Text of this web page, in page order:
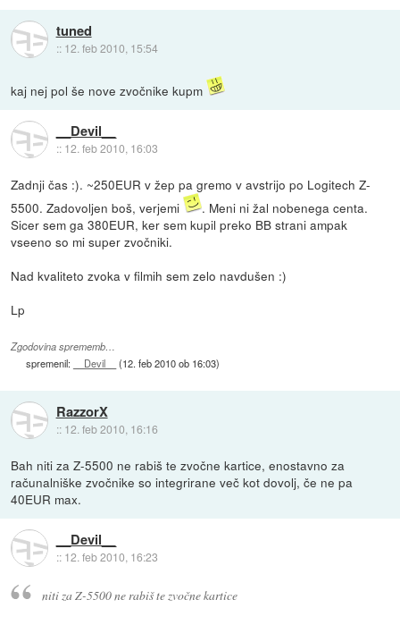
tuned
:: 12. feb 2010, 15:54
kaj nej pol še nove zvočnike kupm
__Devil__
:: 12. feb 2010, 16:03
Zadnji čas :). ~250EUR v žep pa gremo v avstrijo po Logitech Z-
5500. Zadovoljen boš, verjemi
. Meni ni žal nobenega centa.
Sicer sem ga 380EUR, ker sem kupil preko BB strani ampak
vseeno so mi super zvočniki.
Nad kvaliteto zvoka v filmih sem zelo navdušen :)
Lp
Zgodovina sprememb…
spremenil: __Devil__ (12. feb 2010 ob 16:03)
RazzorX
:: 12. feb 2010, 16:16
Bah niti za Z-5500 ne rabiš te zvočne kartice, enostavno za
računalniške zvočnike so integrirane več kot dovolj, če ne pa
40EUR max.
__Devil__
:: 12. feb 2010, 16:23
niti za Z-5500 ne rabiš te zvočne kartice